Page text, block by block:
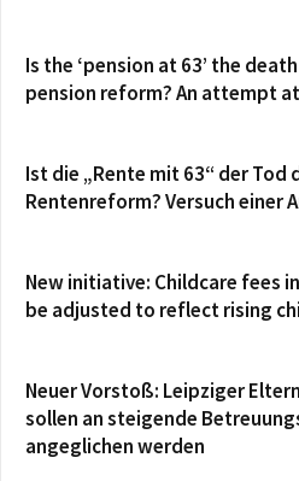
Is the ‘pension at 63’ the
pension reform? An attempt
Ist die „Rente mit 63“ der Tod
Rentenreform? Versuch einer
New initiative: Childcare fees
be adjusted to reflect rising
Neuer Vorstoß: Leipziger
sollen an steigende
angeglichen werden